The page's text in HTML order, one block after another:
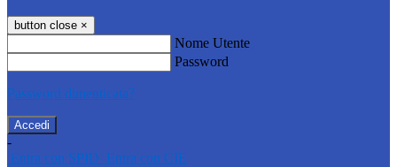
button close ×
Nome Utente
Password
Password dimenticata?
-
Entra con SPID Entra con CIE